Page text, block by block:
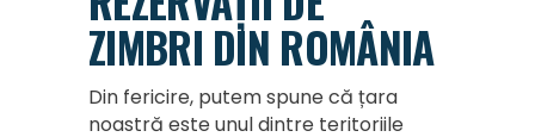
ZIMBRI DIN ROMÂNIA
Din fericire, putem spune că țara
noastră este unul dintre teritoriile